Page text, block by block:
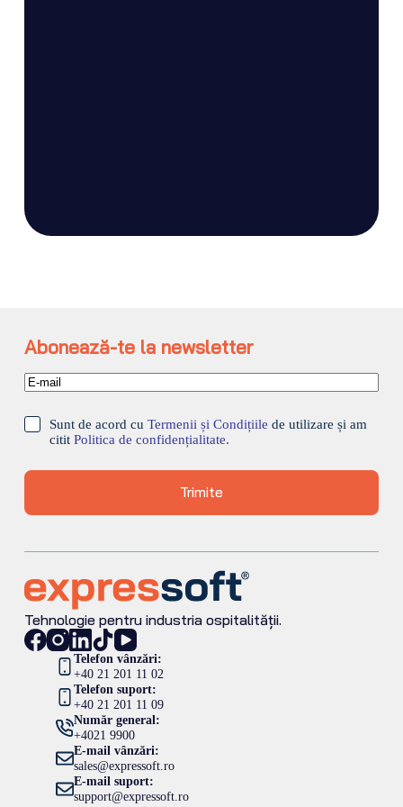
Abonează-te la newsletter
Sunt de acord cu Termenii și Condițiile de utilizare și am
citit Politica de confidențialitate.
Trimite
Tehnologie pentru industria ospitalității.
Telefon vânzări:
+40 21 201 11 02
Telefon suport:
+40 21 201 11 09
Număr general:
+4021 9900
E-mail vânzări:
sales@expressoft.ro
E-mail suport:
support@expressoft.ro